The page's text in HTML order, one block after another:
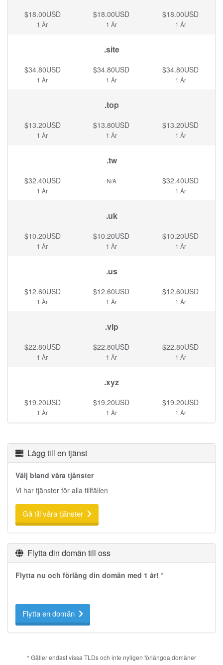
$18.00USD
1 År
$18.00USD
1 År
$18.00USD
1 År
.site
$34.80USD
1 År
$34.80USD
1 År
$34.80USD
1 År
.top
$13.20USD
1 År
$13.80USD
1 År
$13.20USD
1 År
.tw
$32.40USD
1 År
N/A $32.40USD
1 År
.uk
$10.20USD
1 År
$10.20USD
1 År
$10.20USD
1 År
.us
$12.60USD
1 År
$12.60USD
1 År
$12.60USD
1 År
.vip
$22.80USD
1 År
$22.80USD
1 År
$22.80USD
1 År
.xyz
$19.20USD
1 År
$19.20USD
1 År
$19.20USD
1 År
Lägg till en tjänst
Välj bland våra tjänster
Vi har tjänster för alla tillfällen
Gå till våra tjänster
Flytta din domän till oss
Flytta nu och förläng din domän med 1 år! *
Flytta en domän
* Gäller endast vissa TLDs och inte nyligen förlängda domäner